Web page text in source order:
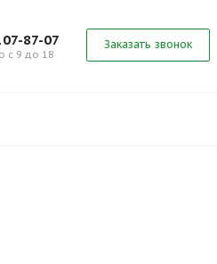
87-07
с 9 до 18
Заказать звонок